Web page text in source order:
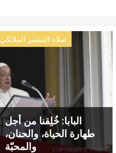
صلاة التبشير الملائكي
البابا: خُلِقنا من أجل
طهارة الحياة، والحنان،
والمحبّة